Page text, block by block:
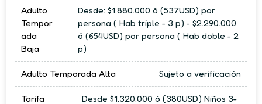
Adulto
Tempor
ada
Baja
Desde: $1.880.000 ó (537USD) por
persona ( Hab triple - 3 p) - $2.290.000
ó (654USD) por persona ( Hab doble - 2
p)
Adulto Temporada Alta Sujeto a verificación
Tarifa
Desde $1.320.000 ó (380USD) Niños 3-